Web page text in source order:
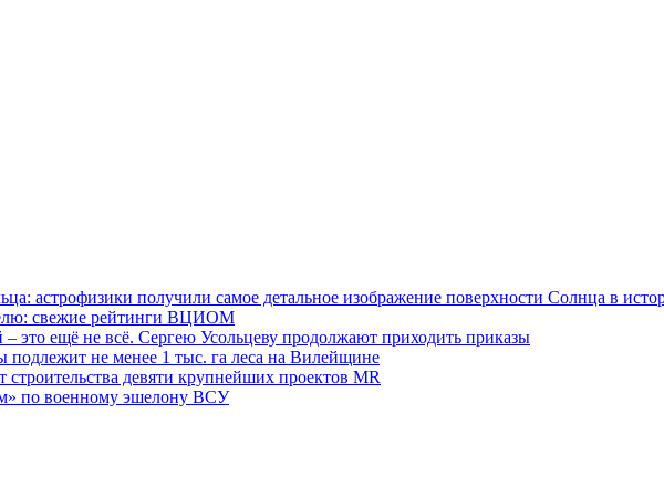
астрофизики получили самое детальное изображение поверхности Солнца в
свежие рейтинги ВЦИОМ
это ещё не всё. Сергею Усольцеву продолжают приходить приказы
не менее 1 тыс. га леса на Вилейщине
девяти крупнейших проектов MR
по военному эшелону ВСУ